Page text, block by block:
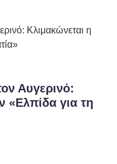
Αυγερινό:
«Ελπίδα για τη